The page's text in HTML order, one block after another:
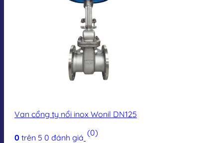
Van cổng ty nổi inox Wonil DN125
0 trên 5 0 đánh giá (0)